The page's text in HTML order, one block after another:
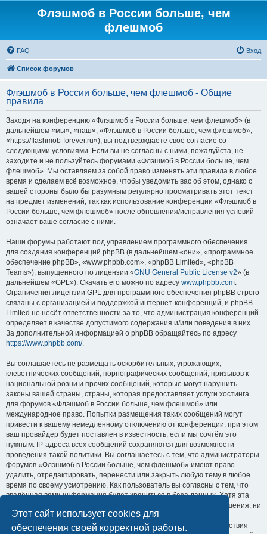
Этот сайт использует cookies для
обеспечения своей корректной работы.
Флэшмоб в России больше, чем
флешмоб
FAQ Вход
Список форумов
Флэшмоб в России больше, чем флешмоб - Общие
правила
Заходя на конференцию «Флэшмоб в России больше, чем флешмоб» (в
дальнейшем «мы», «наш», «Флэшмоб в России больше, чем флешмоб»,
«https://flashmob-forever.ru»), вы подтверждаете своё согласие со
следующими условиями. Если вы не согласны с ними, пожалуйста, не
заходите и не пользуйтесь форумами «Флэшмоб в России больше, чем
флешмоб». Мы оставляем за собой право изменять эти правила в любое
время и сделаем всё возможное, чтобы уведомить вас об этом, однако с
вашей стороны было бы разумным регулярно просматривать этот текст
на предмет изменений, так как использование конференции «Флэшмоб в
России больше, чем флешмоб» после обновления/исправления условий
означает ваше согласие с ними.
Наши форумы работают под управлением программного обеспечения
для создания конференций phpBB (в дальнейшем «они», «программное
обеспечение phpBB», «www.phpbb.com», «phpBB Limited», «phpBB
Teams»), выпущенного по лицензии «GNU General Public License v2» (в
дальнейшем «GPL»). Скачать его можно по адресу www.phpbb.com.
Ограничения лицензии GPL для программного обеспечения phpBB строго
связаны с организацией и поддержкой интернет-конференций, и phpBB
Limited не несёт ответственности за то, что администрация конференций
определяет в качестве допустимого содержания и/или поведения в них.
За дополнительной информацией о phpBB обращайтесь по адресу
https://www.phpbb.com/.
Вы соглашаетесь не размещать оскорбительных, угрожающих,
клеветнических сообщений, порнографических сообщений, призывов к
национальной розни и прочих сообщений, которые могут нарушить
законы вашей страны, страны, которая предоставляет услуги хостинга
для форумов «Флэшмоб в России больше, чем флешмоб» или
международное право. Попытки размещения таких сообщений могут
привести к вашему немедленному отключению от конференции, при этом
ваш провайдер будет поставлен в известность, если мы сочтём это
нужным. IP-адреса всех сообщений сохраняются для возможности
проведения такой политики. Вы соглашаетесь с тем, что администраторы
форумов «Флэшмоб в России больше, чем флешмоб» имеют право
удалить, отредактировать, перенести или закрыть любую тему в любое
время по своему усмотрению. Как пользователь вы согласны с тем, что
введённая вами информация будет храниться в базе данных. Хотя эта
информация не будет открыта третьим лицам без вашего разрешения, ни
администрация конференции «Флэшмоб в России больше, чем
флешмоб», ни phpBB Limited не может быть ответственна за действия